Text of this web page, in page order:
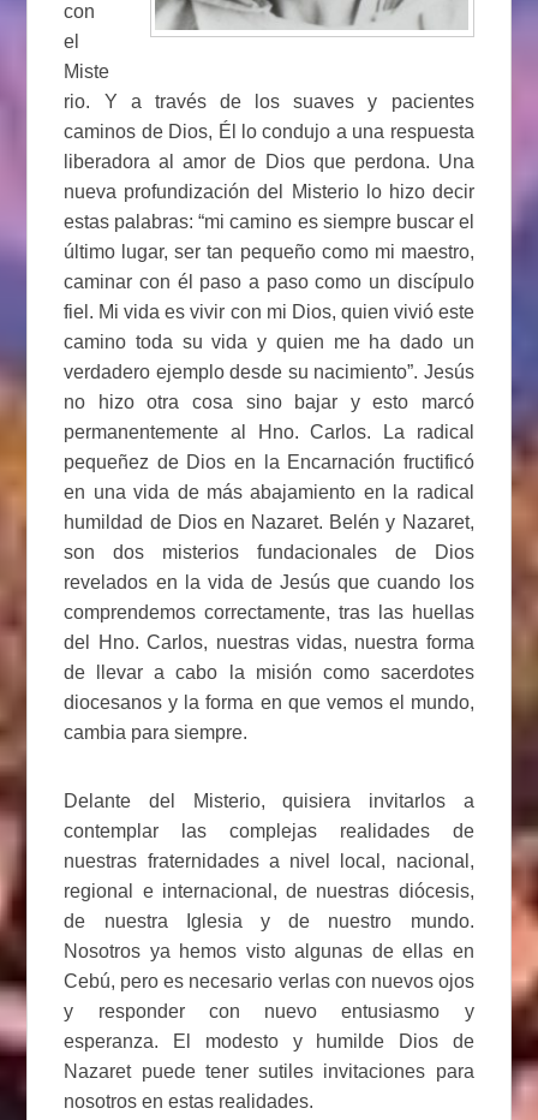
con
el
Miste
rio. Y a través de los suaves y pacientes
caminos de Dios, Él lo condujo a una respuesta
liberadora al amor de Dios que perdona. Una
nueva profundización del Misterio lo hizo decir
estas palabras: “mi camino es siempre buscar el
último lugar, ser tan pequeño como mi maestro,
caminar con él paso a paso como un discípulo
fiel. Mi vida es vivir con mi Dios, quien vivió este
camino toda su vida y quien me ha dado un
verdadero ejemplo desde su nacimiento”. Jesús
no hizo otra cosa sino bajar y esto marcó
permanentemente al Hno. Carlos. La radical
pequeñez de Dios en la Encarnación fructificó
en una vida de más abajamiento en la radical
humildad de Dios en Nazaret. Belén y Nazaret,
son dos misterios fundacionales de Dios
revelados en la vida de Jesús que cuando los
comprendemos correctamente, tras las huellas
del Hno. Carlos, nuestras vidas, nuestra forma
de llevar a cabo la misión como sacerdotes
diocesanos y la forma en que vemos el mundo,
cambia para siempre.
Delante del Misterio, quisiera invitarlos a
contemplar las complejas realidades de
nuestras fraternidades a nivel local, nacional,
regional e internacional, de nuestras diócesis,
de nuestra Iglesia y de nuestro mundo.
Nosotros ya hemos visto algunas de ellas en
Cebú, pero es necesario verlas con nuevos ojos
y responder con nuevo entusiasmo y
esperanza. El modesto y humilde Dios de
Nazaret puede tener sutiles invitaciones para
nosotros en estas realidades.